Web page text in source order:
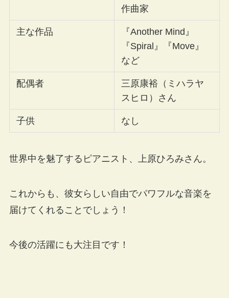
作曲家
主な作品
『Another Mind』
『Spiral』『Move』
など
配偶者
三原康裕（ミハラヤ
スヒロ）さん
子供 なし
世界中を魅了するピアニスト、上原ひろみさん。
これからも、彼女らしい自由でパワフルな音楽を
届けてくれることでしょう！
今後の活躍にも大注目です！